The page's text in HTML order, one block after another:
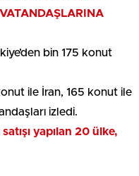
bin 175 konut
ile İran, 165 konut ile
izledi.
yapılan 20 ülke,